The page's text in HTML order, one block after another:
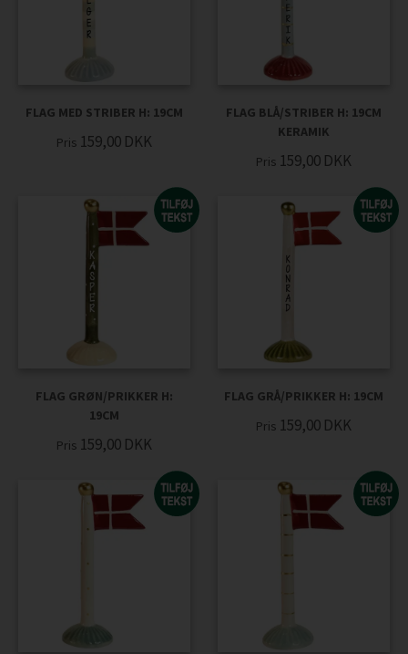
FLAG MED STRIBER H: 19CM
Pris 159,00 DKK
FLAG BLÅ/STRIBER H: 19CM
KERAMIK
Pris 159,00 DKK
FLAG GRØN/PRIKKER H:
19CM
Pris 159,00 DKK
FLAG GRÅ/PRIKKER H: 19CM
Pris 159,00 DKK